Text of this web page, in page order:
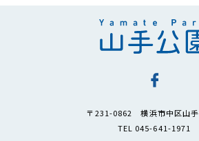
〒231-0862 横浜市中区山
TEL 045-641-1971